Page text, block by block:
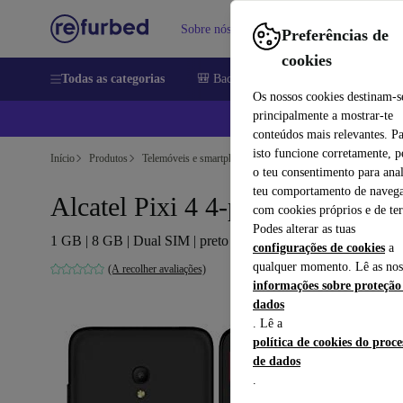
Preferências de
cookies
Os nossos cookies destinam-
principalmente a mostrar-te
conteúdos mais relevantes.
isto funcione corretamente,
o teu consentimento para
teu comportamento de
com cookies próprios e de
Podes alterar as tuas
configurações de cookies a
qualquer momento. Lê as
informações sobre
dados
. Lê a
política de cookies do
de dados
.
Sobre nós Vender Ajuda
Todas as categorias 🎒 Back to school
📱
Início Produtos Telemóveis e smartphones Telemóveis Alcatel
Alcatel Pixi 4 4-polegadas
1 GB | 8 GB | Dual SIM | preto
(A recolher avaliações)